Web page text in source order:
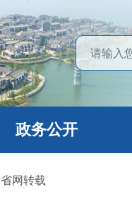
政务公开
省网转载